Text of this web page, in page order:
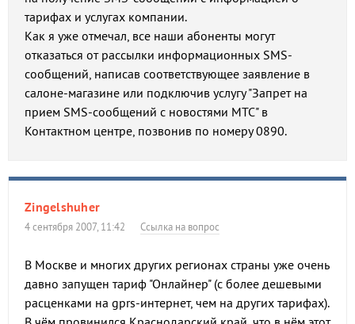
тарифах и услугах компании.
Как я уже отмечал, все наши абоненты могут
отказаться от рассылки информационных SMS-
сообщений, написав соответствующее заявление в
салоне-магазине или подключив услугу "Запрет на
прием SMS-сообщений с новостями МТС" в
Контактном центре, позвонив по номеру 0890.
Zingelshuher
4 сентября 2007, 11:42 Ссылка на вопрос
В Москве и многих других регионах страны уже очень
давно запущен тариф "Онлайнер" (с более дешевыми
расценками на gprs-интернет, чем на других тарифах).